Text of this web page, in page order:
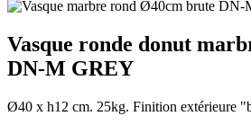
Vasque ronde donut
DN-M GREY
Ø40 x h12 cm. 25kg. Finition extérieure